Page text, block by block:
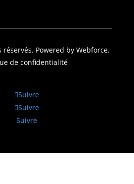
Powered by Webforce.
de confidentialité
Suivre
Suivre
Suivre